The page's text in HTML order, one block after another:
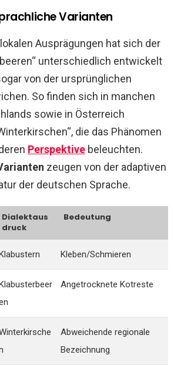
Varianten
Ausprägungen hat sich der
unterschiedlich entwickelt
von der ursprünglichen
So finden sich in manchen
sowie in Österreich
die das Phänomen
Perspektive beleuchten.
zeugen von der adaptiven
der deutschen Sprache.
Dialektaus
druck
Bedeutung
Kleben/Schmieren
Angetrocknete Kotreste
Abweichende regionale
Bezeichnung